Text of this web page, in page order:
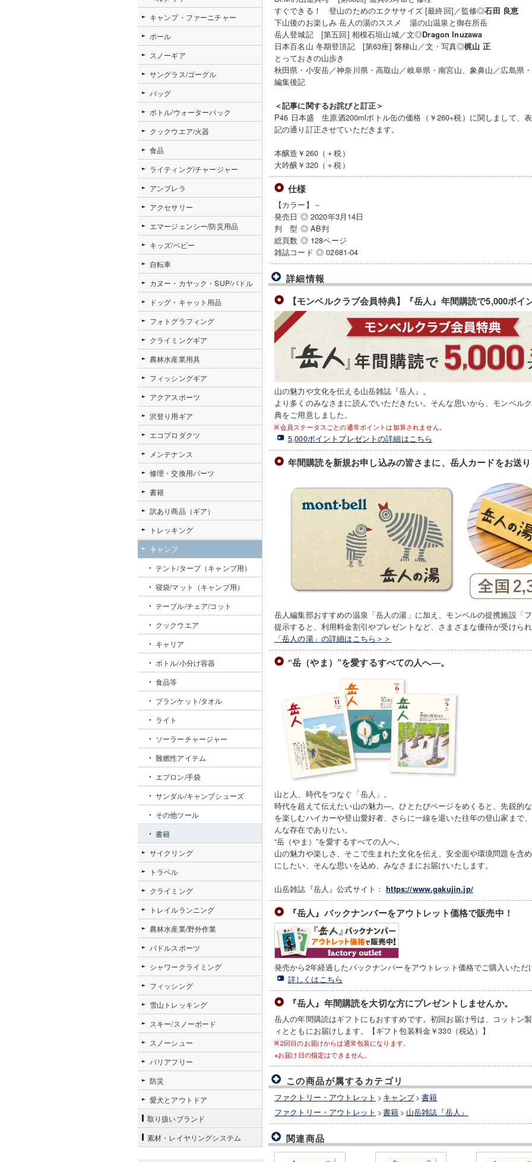
すぐできる！ 登山のためのエクササイズ [最終回]／監修◎石田 良恵
下山後のお楽しみ 岳人の湯のススメ 湯の山温泉と御在所岳
岳人登城記 [第五回] 相模石垣山城／文◎Dragon Inuzawa
日本百名山 冬期登頂記 [第63座] 磐梯山／文・写真◎梶山 正
とっておきの山歩き
秋田県・小安岳／神奈川県・高取山／岐阜県・南宮山、象鼻山／広島県
編集後記
＜記事に関するお詫びと訂正＞
P46 日本盛 生原酒200mlボトル缶の価格（￥260+税）に関しまして、
記の通り訂正させていただきます。
本醸造￥260（＋税）
大吟醸￥320（＋税）
仕様
【カラー】－
発売日 ◎ 2020年3月14日
判 型 ◎ AB判
総頁数 ◎ 128ページ
雑誌コード ◎ 02681-04
詳細情報
【モンベルクラブ会員特典】『岳人』年間購読で5,000ポイ
山の魅力や文化を伝える山岳雑誌『岳人』。
より多くのみなさまに読んでいただきたい。そんな思いから、モンベル
典をご用意しました。
会員ステータスごとの通常ポイントは加算されません。
5,000ポイントプレゼントの詳細はこちら
年間購読を新規お申し込みの皆さまに、岳人カードをお送
岳人編集部おすすめの温泉「岳人の湯」に加え、モンベルの提携施設「
提示すると、利用料金割引やプレゼントなど、さまざまな優待が受けら
「岳人の湯」の詳細はこちら＞＞
“岳（やま）”を愛するすべての人へ―。
山と人、時代をつなぐ「岳人」。
時代を超えて伝えたい山の魅力―。ひとたびページをめくると、先鋭的
を楽しむハイカーや登山愛好者、さらに一線を退いた往年の登山家まで
んな存在でありたい。
“岳（やま）”を愛するすべての人へ。
山の魅力や楽しさ、そこで生まれた文化を伝え、安全面や環境問題を含
にしたい、そんな思いを込め、みなさまにお届けいたします。
山岳雑誌『岳人』公式サイト：https://www.gakujin.jp/
『岳人』バックナンバーをアウトレット価格で販売中！
発売から2年経過したバックナンバーをアウトレット価格でご購入いただ
詳しくはこちら
『岳人』年間購読を大切な方にプレゼントしませんか。
岳人の年間購読はギフトにもおすすめです。初回お届け号は、コットン
ィとともにお届けします。【ギフト包装料金￥330（税込）】
2回目のお届けからは通常包装になります。
※お届け日の指定はできません。
この商品が属するカテゴリ
ファクトリー・アウトレット > キャンプ> 書籍
ファクトリー・アウトレット >書籍 > 山岳雑誌『岳人』
関連商品
キャンプ・ファーニチャー
ポール
スノーギア
サングラス/ゴーグル
バッグ
ボトル/ウォーターパック
クックウエア/火器
食品
ライティング/チャージャー
アンブレラ
アクセサリー
エマージェンシー/防災用品
キッズ/ベビー
自転車
カヌー・カヤック・SUP/パドル
ドッグ・キャット用品
フォトグラフィング
クライミングギア
農林水産業用具
フィッシングギア
アクアスポーツ
沢登り用ギア
エコプロダクツ
メンテナンス
修理・交換用パーツ
書籍
訳あり商品（ギア）
トレッキング
キャンプ
テント/タープ（キャンプ用）
寝袋/マット（キャンプ用）
テーブル/チェア/コット
クックウエア
キャリア
ボトル/小分け容器
食品等
ブランケット/タオル
ライト
ソーラーチャージャー
難燃性アイテム
エプロン/手袋
サンダル/キャンプシューズ
その他ツール
書籍
サイクリング
トラベル
クライミング
トレイルランニング
農林水産業/野外作業
パドルスポーツ
シャワークライミング
フィッシング
雪山トレッキング
スキー/スノーボード
スノーシュー
バリアフリー
防災
愛犬とアウトドア
取り扱いブランド
素材・レイヤリングシステム